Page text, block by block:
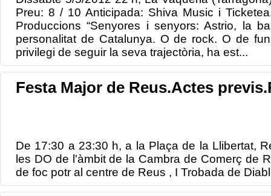
Preu: 8 / 10 Anticipada: Shiva Music i
Produccions “Senyores i senyors: Astrio, la
personalitat de Catalunya. O de rock. O de
privilegi de seguir la seva trajectòria, ha est...
Festa Major de Reus.Actes
De 17:30 a 23:30 h, a la Plaça de la Llibertat,
les DO de l'àmbit de la Cambra de Comerç de
de foc potr al centre de Reus , I Trobada de